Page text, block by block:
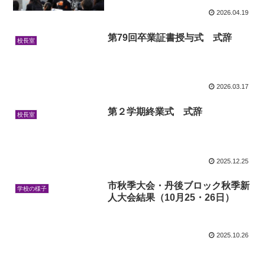
2026.04.19
校長室 第79回卒業証書授与式 式辞
2026.03.17
校長室 第２学期終業式 式辞
2025.12.25
学校の様子
市秋季大会・丹後ブロック秋季新
人大会結果（10月25・26日）
2025.10.26